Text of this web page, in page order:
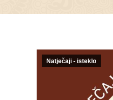
Natječaji - isteklo